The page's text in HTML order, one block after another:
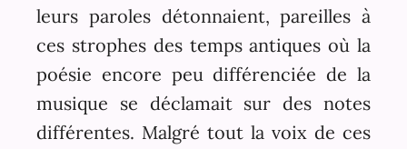
leurs paroles détonnaient, pareilles à
ces strophes des temps antiques où la
poésie encore peu différenciée de la
musique se déclamait sur des notes
différentes. Malgré tout la voix de ces